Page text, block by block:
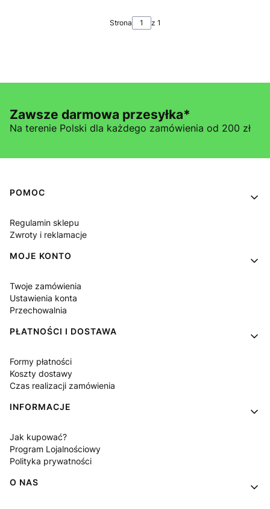
Strona z 1
Zawsze darmowa przesyłka*
Na terenie Polski dla każdego zamówienia od 200 zł
Linki w stopce
POMOC
Regulamin sklepu
Zwroty i reklamacje
MOJE KONTO
Twoje zamówienia
Ustawienia konta
Przechowalnia
PŁATNOŚCI I DOSTAWA
Formy płatności
Koszty dostawy
Czas realizacji zamówienia
INFORMACJE
Jak kupować?
Program Lojalnościowy
Polityka prywatności
O NAS